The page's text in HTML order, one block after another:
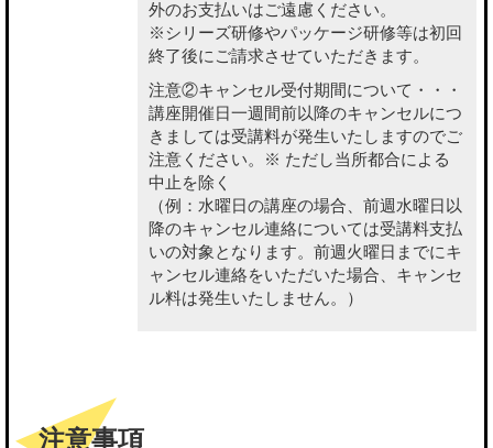
外のお支払いはご遠慮ください。
※シリーズ研修やパッケージ研修等は初回
終了後にご請求させていただきます。
注意②キャンセル受付期間について・・・
講座開催日一週間前以降のキャンセルにつ
きましては受講料が発生いたしますのでご
注意ください。※ ただし当所都合による
中止を除く
（例：水曜日の講座の場合、前週水曜日以
降のキャンセル連絡については受講料支払
いの対象となります。前週火曜日までにキ
ャンセル連絡をいただいた場合、キャンセ
ル料は発生いたしません。）
注意事項